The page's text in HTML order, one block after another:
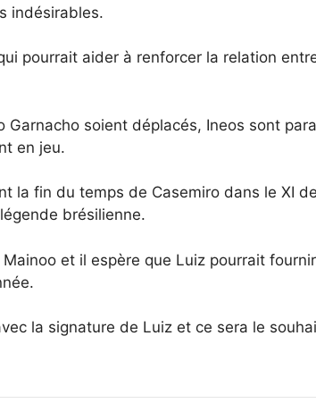
indésirables.
pourrait aider à renforcer la relation
soient déplacés, Ineos sont
en jeu.
la fin du temps de Casemiro dans le XI
brésilienne.
et il espère que Luiz pourrait
la signature de Luiz et ce sera le